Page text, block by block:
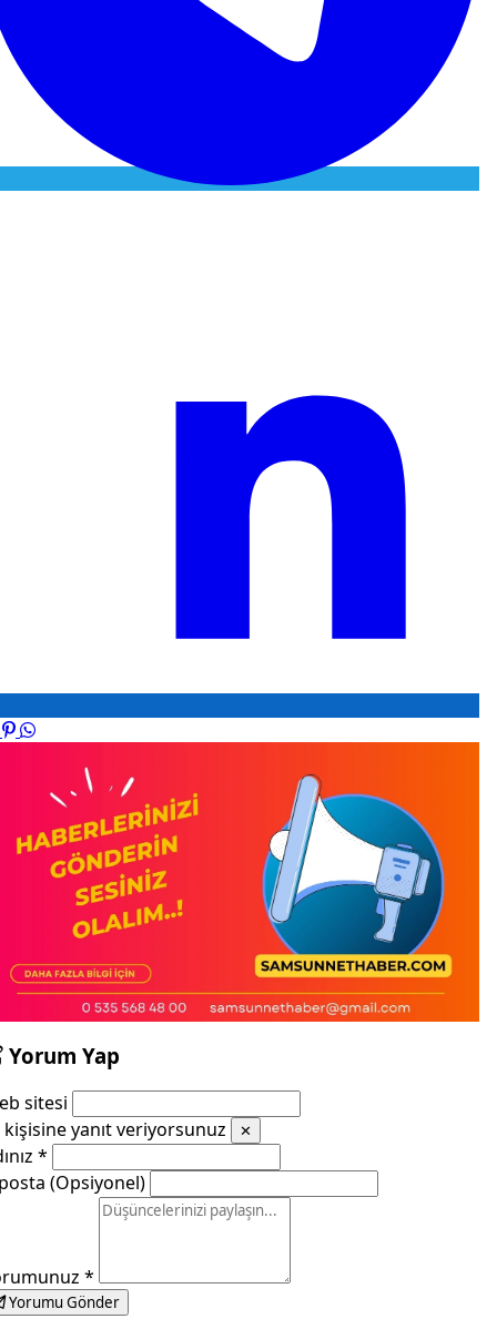
Yorum Yap
sitesi
kişisine yanıt veriyorsunuz
✕
*
(Opsiyonel)
*
Yorumu Gönder